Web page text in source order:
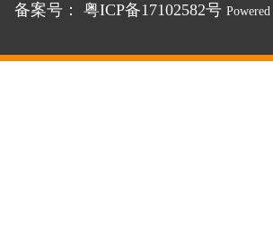
备案号： 粤ICP备17102582号